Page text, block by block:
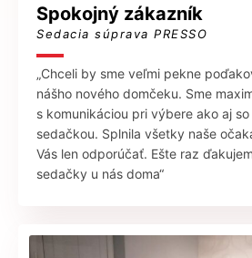
Spokojný zákazník
Sedacia súprava PRESSO
„Chceli by sme veľmi pekne
nášho nového domčeku. Sme
s komunikáciou pri výbere ako aj so
sedačkou. Splnila všetky naše
Vás len odporúčať. Ešte raz
sedačky u nás doma“